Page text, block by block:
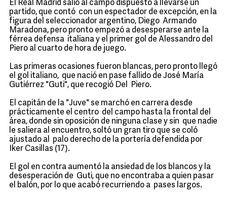
El Real Madrid salió al campo dispuesto a llevarse un
partido, que contó con un espectador de excepción, en la
figura del seleccionador argentino, Diego Armando
Maradona, pero pronto empezó a desesperarse ante la
férrea defensa italiana y el primer gol de Alessandro del
Piero al cuarto de hora de juego.
Las primeras ocasiones fueron blancas, pero pronto llegó
el gol italiano, que nació en pase fallido de José María
Gutiérrez "Guti", que recogió Del Piero.
El capitán de la "Juve" se marchó en carrera desde
prácticamente el centro del campo hasta la frontal del
área, donde sin oposición de ninguna clase y sin que nadie
le saliera al encuentro, soltó un gran tiro que se coló
ajustado al palo derecho de la portería defendida por
Iker Casillas (17).
El gol en contra aumentó la ansiedad de los blancos y la
desesperación de Guti, que no encontraba a quien pasar
el balón, por lo que acabó recurriendo a pases largos.